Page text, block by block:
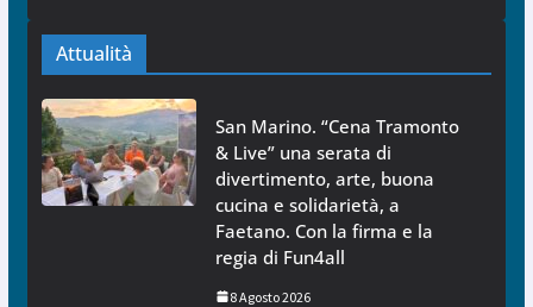
Attualità
San Marino. “Cena Tramonto
& Live” una serata di
divertimento, arte, buona
cucina e solidarietà, a
Faetano. Con la firma e la
regia di Fun4all
8 Agosto 2026